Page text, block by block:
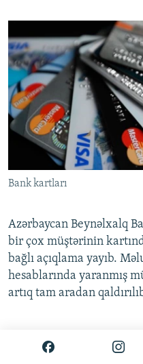
Bank kartları
Azərbaycan Beynəlxalq
bir çox müştərinin
bağlı açıqlama yayıb.
hesablarında yaranmış
artıq tam aradan
Ətraflı burada oxuyun